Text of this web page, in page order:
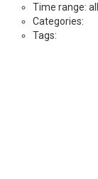
Time range: all
Categories:
Tags: